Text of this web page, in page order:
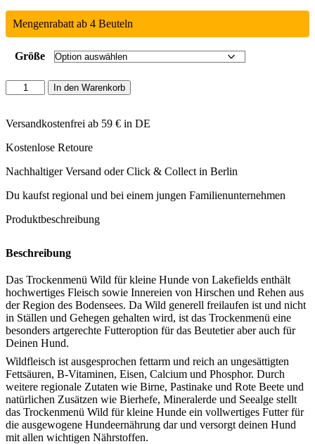
Mengenrabatt ab 4 Beuteln
Größe
Lakefields
-
Wild
kleine
Menge
In den Warenkorb
Versandkostenfrei ab 59 € in DE
Kostenlose Retoure
Nachhaltiger Versand oder Click & Collect in Berlin
Du kaufst regional und bei einem jungen Familienunternehmen
Produktbeschreibung
Beschreibung
Das Trockenmenü Wild für kleine Hunde von Lakefields enthält
hochwertiges Fleisch sowie Innereien von Hirschen und Rehen aus
der Region des Bodensees. Da Wild generell freilaufen ist und nicht
in Ställen und Gehegen gehalten wird, ist das Trockenmenü eine
besonders artgerechte Futteroption für das Beutetier aber auch für
Deinen Hund.
Wildfleisch ist ausgesprochen fettarm und reich an ungesättigten
Fettsäuren, B-Vitaminen, Eisen, Calcium und Phosphor. Durch
weitere regionale Zutaten wie Birne, Pastinake und Rote Beete und
natürlichen Zusätzen wie Bierhefe, Mineralerde und Seealge stellt
das Trockenmenü Wild für kleine Hunde ein vollwertiges Futter für
die ausgewogene Hundeernährung dar und versorgt deinen Hund
mit allen wichtigen Nährstoffen.